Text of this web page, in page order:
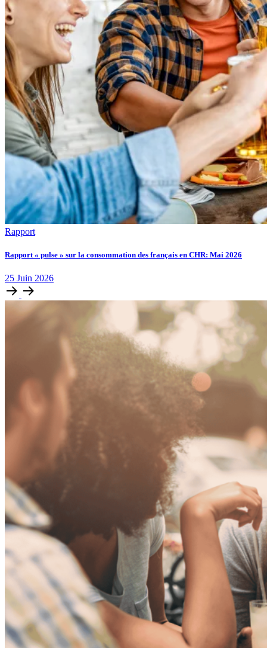
Rapport
Rapport « pulse » sur la consommation des français en CHR: Mai 2026
25 Juin 2026